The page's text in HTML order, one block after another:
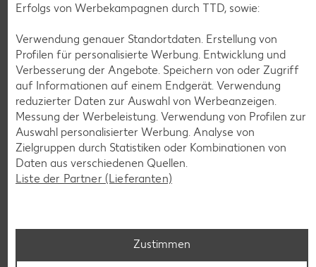
Weitere Angebote anzeigen
Erfolgs von Werbekampagnen durch TTD, sowie:
Verwendung genauer Standortdaten. Erstellung von
Profilen für personalisierte Werbung. Entwicklung und
Verbesserung der Angebote. Speichern von oder Zugriff
auf Informationen auf einem Endgerät. Verwendung
reduzierter Daten zur Auswahl von Werbeanzeigen.
Messung der Werbeleistung. Verwendung von Profilen zur
Auswahl personalisierter Werbung. Analyse von
Zielgruppen durch Statistiken oder Kombinationen von
Daten aus verschiedenen Quellen.
Liste der Partner (Lieferanten)
Zustimmen